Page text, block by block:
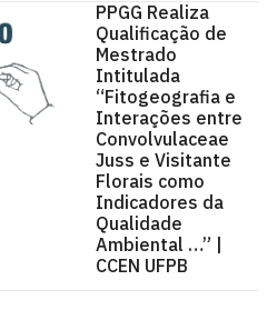
PPGG Realiza
Qualificação de
Mestrado
Intitulada
“Fitogeografia e
Interações entre
Convolvulaceae
Juss e Visitante
Florais como
Indicadores da
Qualidade
Ambiental …” |
CCEN UFPB